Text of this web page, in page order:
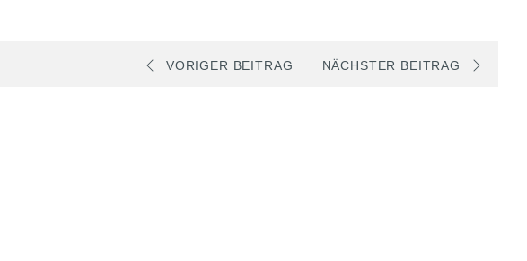
VORIGER BEITRAG NÄCHSTER BEITRAG